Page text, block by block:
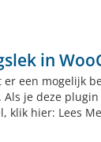
in
een mogelijk
je deze
klik hier: Lees